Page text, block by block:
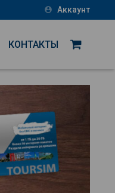
account_circle Аккаунт
КОНТАКТЫ